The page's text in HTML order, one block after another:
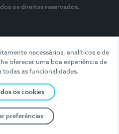
necessários, analíticos e de
oferecer uma boa experiência de
todas as funcionalidades.
os cookies
preferências
os direitos reservados.